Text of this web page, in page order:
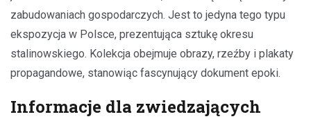
zabudowaniach gospodarczych. Jest to jedyna tego typu
ekspozycja w Polsce, prezentująca sztukę okresu
stalinowskiego. Kolekcja obejmuje obrazy, rzeźby i plakaty
propagandowe, stanowiąc fascynujący dokument epoki.
Informacje dla zwiedzających